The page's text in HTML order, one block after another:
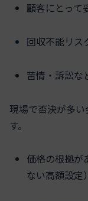
顧客にとって
回収不能リス
苦情・訴訟な
現場で否決が多
す。
価格の根拠が
ない高額設定）